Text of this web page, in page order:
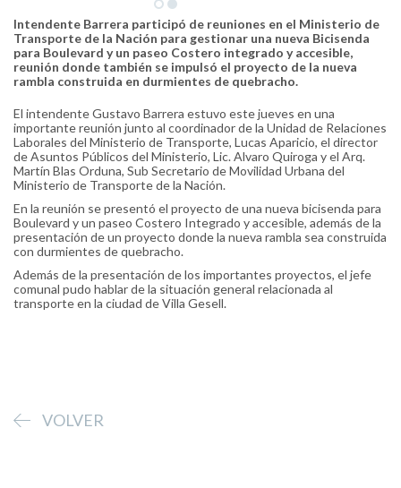
Intendente Barrera participó de reuniones en el Ministerio de
Transporte de la Nación para gestionar una nueva Bicisenda
para Boulevard y un paseo Costero integrado y accesible,
reunión donde también se impulsó el proyecto de la nueva
rambla construida en durmientes de quebracho.
El intendente Gustavo Barrera estuvo este jueves en una
importante reunión junto al coordinador de la Unidad de Relaciones
Laborales del Ministerio de Transporte, Lucas Aparicio, el director
de Asuntos Públicos del Ministerio, Lic. Alvaro Quiroga y el Arq.
Martín Blas Orduna, Sub Secretario de Movilidad Urbana del
Ministerio de Transporte de la Nación.
En la reunión se presentó el proyecto de una nueva bicisenda para
Boulevard y un paseo Costero Integrado y accesible, además de la
presentación de un proyecto donde la nueva rambla sea construida
con durmientes de quebracho.
Además de la presentación de los importantes proyectos, el jefe
comunal pudo hablar de la situación general relacionada al
transporte en la ciudad de Villa Gesell.
VOLVER